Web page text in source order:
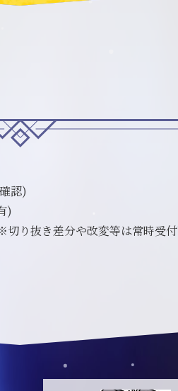
認)
)
り抜き差分や改変等は常時受